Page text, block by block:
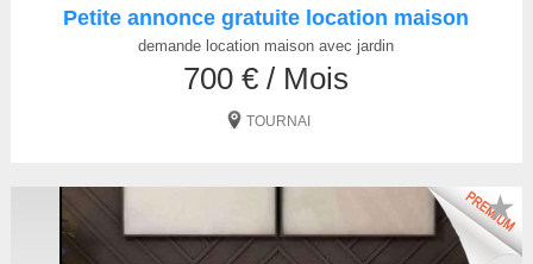
Petite annonce gratuite location maison
demande location maison avec jardin
700 € / Mois
TOURNAI
★